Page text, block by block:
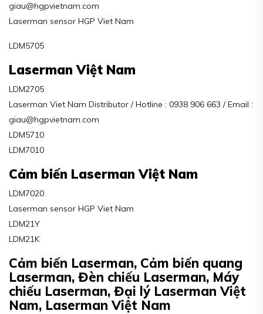
giau@hgpvietnam.com
Laserman sensor HGP Viet Nam
LDM5705
Laserman Việt Nam
LDM2705
Laserman Viet Nam Distributor / Hotline : 0938 906 663 / Email :
giau@hgpvietnam.com
LDM5710
LDM7010
Cảm biến Laserman Việt Nam
LDM7020
Laserman sensor HGP Viet Nam
LDM21Y
LDM21K
Cảm biến Laserman, Cảm biến quang
Laserman, Đèn chiếu Laserman, Máy
chiếu Laserman, Đại lý Laserman Việt
Nam, Laserman Việt Nam